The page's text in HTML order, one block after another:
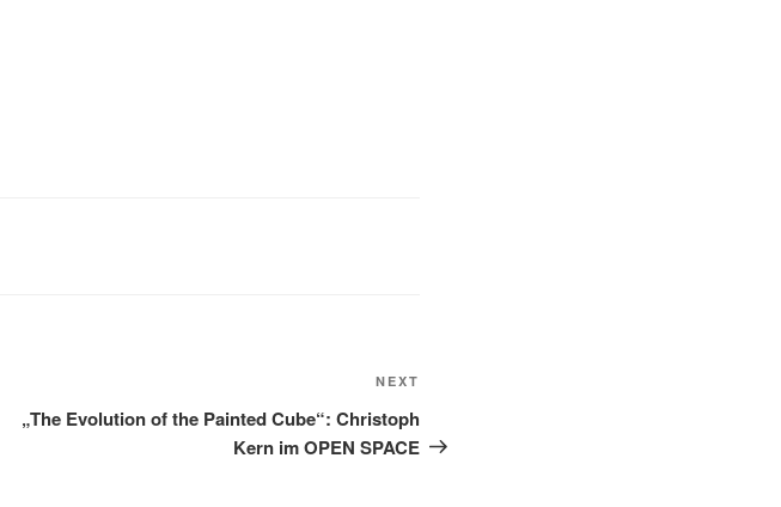
NEXT
„The Evolution of the Painted Cube“: Christoph
Kern im OPEN SPACE